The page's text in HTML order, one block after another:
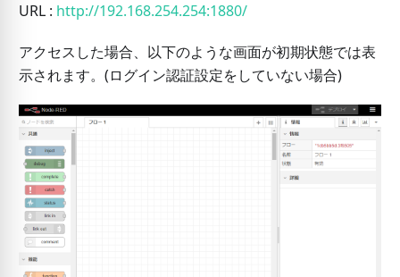
URL : http://192.168.254.254:1880/
アクセスした場合、以下のような画面が初期状態では表
示されます。(ログイン認証設定をしていない場合)